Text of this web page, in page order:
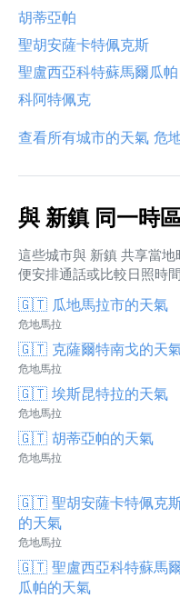
胡蒂亞帕
聖胡安薩卡特佩克斯
聖盧西亞科特蘇馬爾瓜帕
科阿特佩克
查看所有城市的天氣 危
與 新鎮 同一時
這些城市與 新鎮 共享當
便安排通話或比較日照時間
🇬🇹 瓜地馬拉市的天氣
危地馬拉
🇬🇹 克薩爾特南戈的天
危地馬拉
🇬🇹 埃斯昆特拉的天氣
危地馬拉
🇬🇹 胡蒂亞帕的天氣
危地馬拉
🇬🇹 聖胡安薩卡特佩克
的天氣
危地馬拉
🇬🇹 聖盧西亞科特蘇馬
瓜帕的天氣